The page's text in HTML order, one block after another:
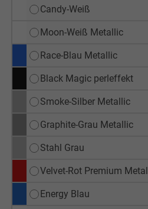
Candy-Weiß
Moon-Weiß Metallic
Race-Blau Metallic
Black Magic perleffekt
Smoke-Silber Metallic
Graphite-Grau Metallic
Stahl Grau
Velvet-Rot Premium
Energy Blau